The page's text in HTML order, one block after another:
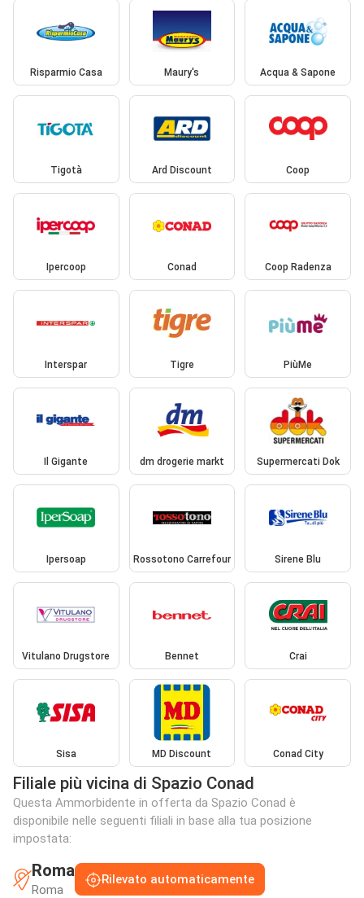
Risparmio Casa Maury's Acqua & Sapone
Tigotà Ard Discount Coop
Ipercoop Conad Coop Radenza
Interspar Tigre PiùMe
Il Gigante dm drogerie markt Supermercati Dok
Ipersoap Rossotono Carrefour Sirene Blu
Vitulano Drugstore Bennet Crai
Sisa MD Discount Conad City
Filiale più vicina di Spazio Conad
Questa Ammorbidente in offerta da Spazio Conad è
disponibile nelle seguenti filiali in base alla tua posizione
impostata:
Roma
Roma
Rilevato automaticamente